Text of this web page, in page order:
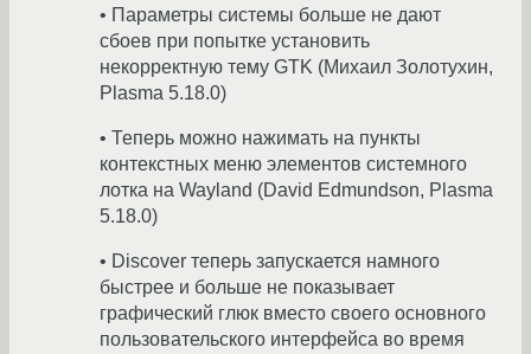
• Параметры системы больше не дают
сбоев при попытке установить
некорректную тему GTK (Михаил Золотухин,
Plasma 5.18.0)
• Теперь можно нажимать на пункты
контекстных меню элементов системного
лотка на Wayland (David Edmundson, Plasma
5.18.0)
• Discover теперь запускается намного
быстрее и больше не показывает
графический глюк вместо своего основного
пользовательского интерфейса во время